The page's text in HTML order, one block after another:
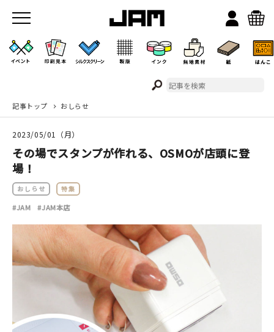
JAMのこと
お店/ワークスペース
イベント
記事トップ おしらせ
2023/05/01（月）
その場でスタンプが作れる、OSMOが店頭に登
場！
おしらせ 特集
#JAM #JAM本店